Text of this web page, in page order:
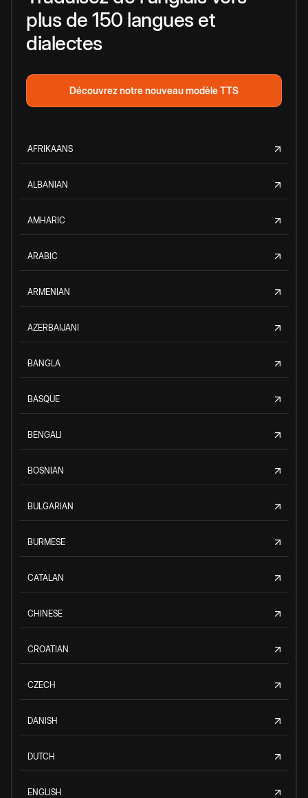
plus de 150 langues et
dialectes
Découvrez notre nouveau modèle TTS
AFRIKAANS
ALBANIAN
AMHARIC
ARABIC
ARMENIAN
AZERBAIJANI
BANGLA
BASQUE
BENGALI
BOSNIAN
BULGARIAN
BURMESE
CATALAN
CHINESE
CROATIAN
CZECH
DANISH
DUTCH
ENGLISH